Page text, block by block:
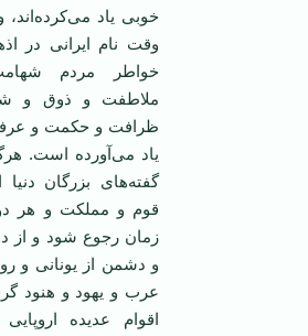
خوبی یاد می‌کرده‌اند،
وقت نام ایرانی در
خواطر مردم
ملاطفت و ذوق و
ظرافت و حکمت و
یاد می‌آورده است.
گفته‌های بزرگان دنیا
قوم و مملکت و هر
زمان رجوع شود و از
و دشمن از یونانی و
عرب و یهود و هنود
اقوام عدیده